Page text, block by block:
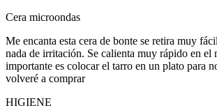
Cera microondas
Me encanta esta cera de bonte se retira muy
nada de irritación. Se calienta muy rápido en el
importante es colocar el tarro en un plato para
volveré a comprar
HIGIENE